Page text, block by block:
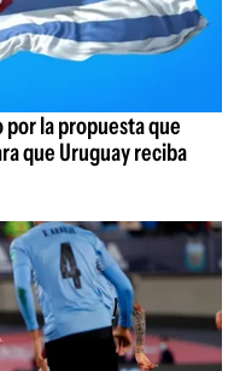
la propuesta que
que Uruguay reciba